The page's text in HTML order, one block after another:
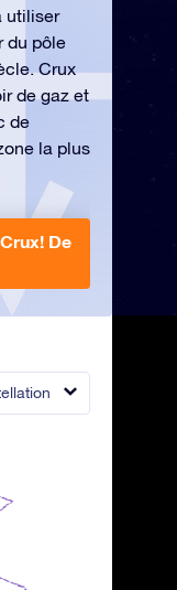
utiliser
du pôle
Crux
de gaz et
de
la plus
De